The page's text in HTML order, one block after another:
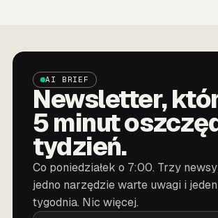
AI BRIEF
Newsletter,
5 minut
tydzień.
Co poniedziałek o 7:00. Trzy
jedno narzędzie warte uwagi i
tygodnia. Nic więcej.